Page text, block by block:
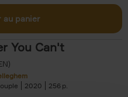
au panier
You Can't
2020 256